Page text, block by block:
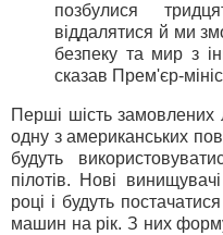
позбулися
віддалятися й ми
безпеку та мир з
сказав Прем'єр-
Перші шість замовлених
одну з американських
будуть
пілотів. Нові
році і будуть
машин на рік. З них